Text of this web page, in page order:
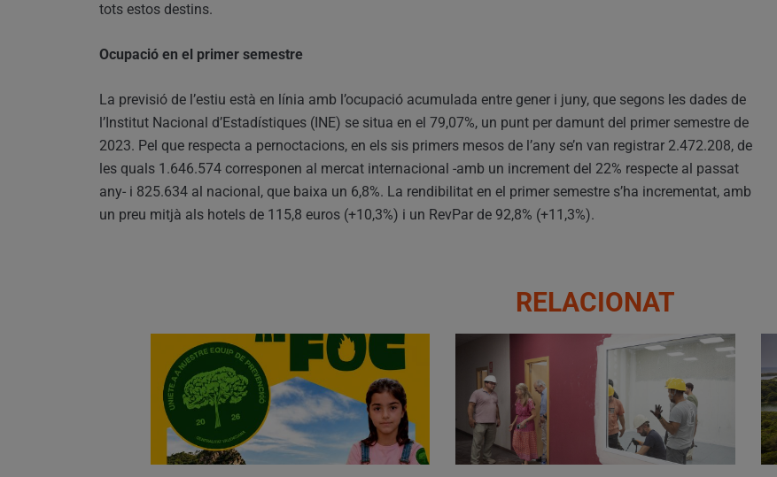
tots estos destins.
Ocupació en el primer semestre
La previsió de l’estiu està en línia amb l’ocupació acumulada entre gener i juny, que segons les dades de
l’Institut Nacional d’Estadístiques (INE) se situa en el 79,07%, un punt per damunt del primer semestre de
2023. Pel que respecta a pernoctacions, en els sis primers mesos de l’any se’n van registrar 2.472.208, de
les quals 1.646.574 corresponen al mercat internacional -amb un increment del 22% respecte al passat
any- i 825.634 al nacional, que baixa un 6,8%. La rendibilitat en el primer semestre s’ha incrementat, amb
un preu mitjà als hotels de 115,8 euros (+10,3%) i un RevPar de 92,8% (+11,3%).
RELACIONAT